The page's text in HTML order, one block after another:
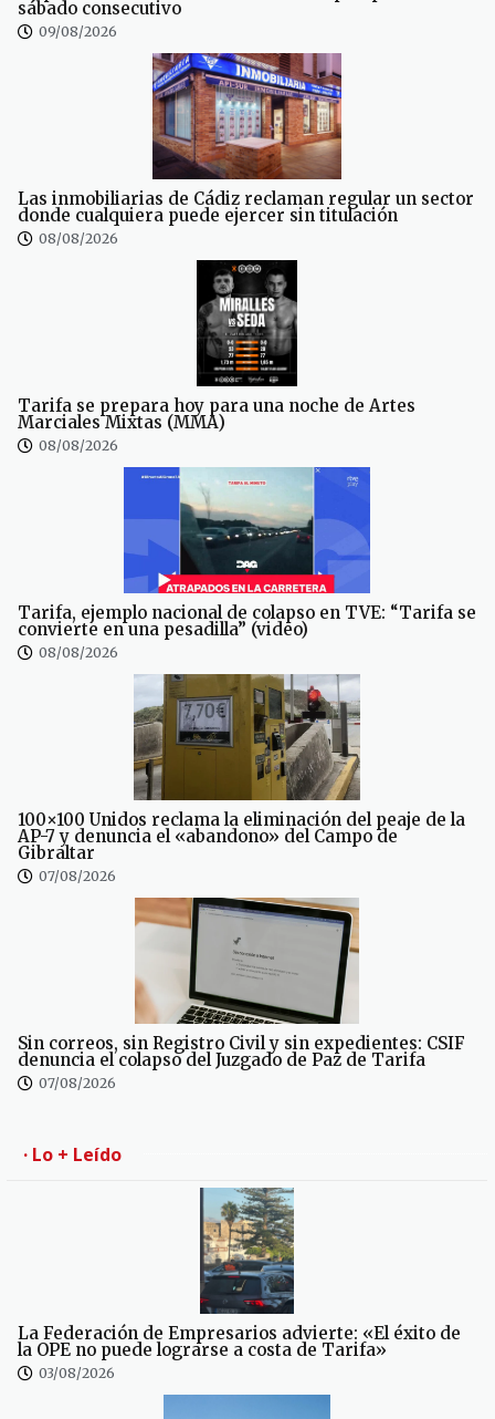
sábado consecutivo
09/08/2026
Las inmobiliarias de Cádiz reclaman regular un sector
donde cualquiera puede ejercer sin titulación
08/08/2026
Tarifa se prepara hoy para una noche de Artes
Marciales Mixtas (MMA)
08/08/2026
Tarifa, ejemplo nacional de colapso en TVE: “Tarifa se
convierte en una pesadilla” (video)
08/08/2026
100×100 Unidos reclama la eliminación del peaje de la
AP-7 y denuncia el «abandono» del Campo de
Gibraltar
07/08/2026
Sin correos, sin Registro Civil y sin expedientes: CSIF
denuncia el colapso del Juzgado de Paz de Tarifa
07/08/2026
· Lo + Leído
La Federación de Empresarios advierte: «El éxito de
la OPE no puede lograrse a costa de Tarifa»
03/08/2026